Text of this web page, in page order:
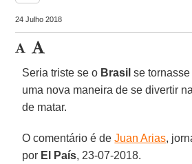
24 Julho 2018
Seria triste se o Brasil se
uma nova maneira de se divertir
de matar.
O comentário é deJuan Arias,
por El País, 23-07-2018.